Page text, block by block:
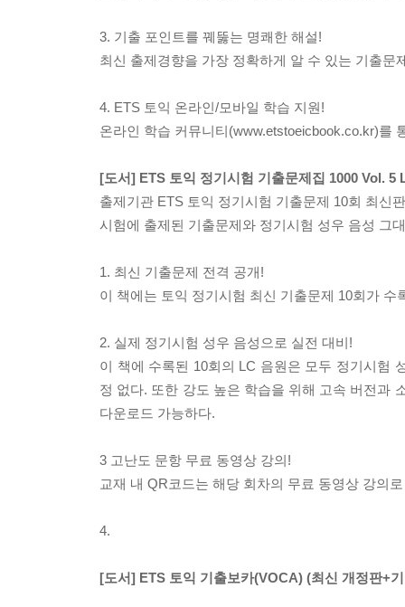
3. 기출 포인트를 꿰뚫는 명쾌한 해설!
최신 출제경향을 가장 정확하게 알 수 있는 기출
4. ETS 토익 온라인/모바일 학습 지원!
온라인 학습 커뮤니티(www.etstoeicbook.co.kr)를
[도서] ETS 토익 정기시험 기출문제집 1000 Vol.
출제기관 ETS 토익 정기시험 기출문제 10회 최신
시험에 출제된 기출문제와 정기시험 성우 음성 그
1. 최신 기출문제 전격 공개!
이 책에는 토익 정기시험 최신 기출문제 10회가
2. 실제 정기시험 성우 음성으로 실전 대비!
이 책에 수록된 10회의 LC 음원은 모두 정기시험
정 없다. 또한 강도 높은 학습을 위해 고속 버전과
다운로드 가능하다.
3 고난도 문항 무료 동영상 강의!
교재 내 QR코드는 해당 회차의 무료 동영상 강의
4.
[도서] ETS 토익 기출보카(VOCA) (최신 개정판+